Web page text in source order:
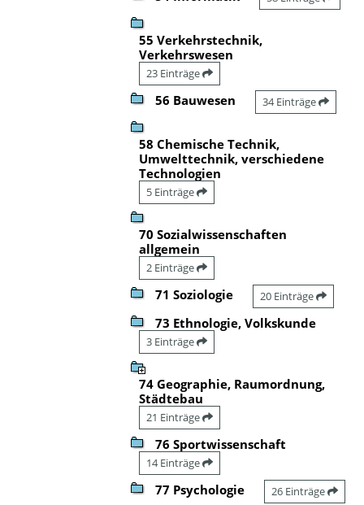
55 Verkehrstechnik,
Verkehrswesen
23 Einträge
56 Bauwesen 34 Einträge
58 Chemische Technik,
Umwelttechnik, verschiedene
Technologien
5 Einträge
70 Sozialwissenschaften
allgemein
2 Einträge
71 Soziologie 20 Einträge
73 Ethnologie, Volkskunde
3 Einträge
74 Geographie, Raumordnung,
Städtebau
21 Einträge
76 Sportwissenschaft
14 Einträge
77 Psychologie 26 Einträge